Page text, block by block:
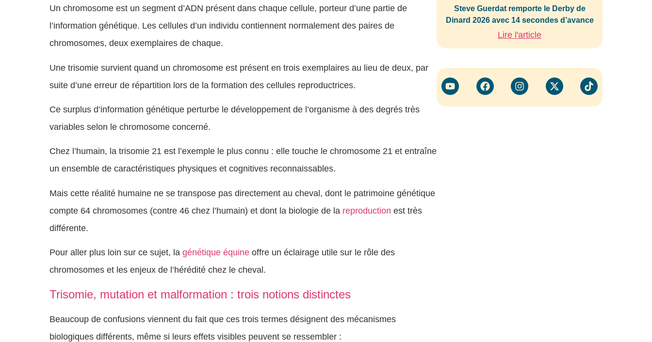
Un chromosome est un segment d’ADN présent dans chaque cellule, porteur d’une partie de
l’information génétique. Les cellules d’un individu contiennent normalement des paires de
chromosomes, deux exemplaires de chaque.
Une trisomie survient quand un chromosome est présent en trois exemplaires au lieu de deux, par
suite d’une erreur de répartition lors de la formation des cellules reproductrices.
Ce surplus d’information génétique perturbe le développement de l’organisme à des degrés très
variables selon le chromosome concerné.
Chez l’humain, la trisomie 21 est l’exemple le plus connu : elle touche le chromosome 21 et entraîne
un ensemble de caractéristiques physiques et cognitives reconnaissables.
Mais cette réalité humaine ne se transpose pas directement au cheval, dont le patrimoine génétique
compte 64 chromosomes (contre 46 chez l’humain) et dont la biologie de la reproduction est très
différente.
Pour aller plus loin sur ce sujet, la génétique équine offre un éclairage utile sur le rôle des
chromosomes et les enjeux de l’hérédité chez le cheval.
Trisomie, mutation et malformation : trois notions distinctes
Beaucoup de confusions viennent du fait que ces trois termes désignent des mécanismes
biologiques différents, même si leurs effets visibles peuvent se ressembler :
Steve Guerdat remporte le Derby de
Dinard 2026 avec 14 secondes d’avance
Lire l'article